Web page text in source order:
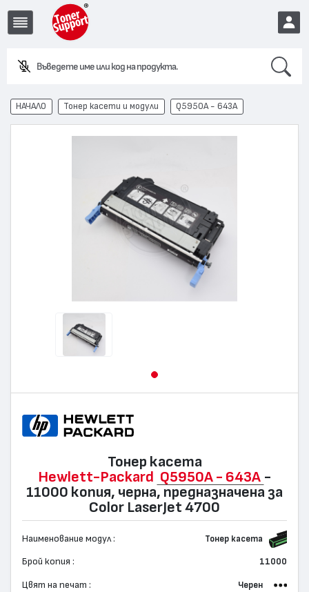
EUR
НАЧАЛО Тонер касети и модули Q5950A - 643A
Тонер касета
Hewlett-Packard Q5950A - 643A -
11000 копия, черна, предназначена за
Color LaserJet 4700
Наименование модул : Тонер касета
Брой копия : 11000
Цвят на печат : Черен